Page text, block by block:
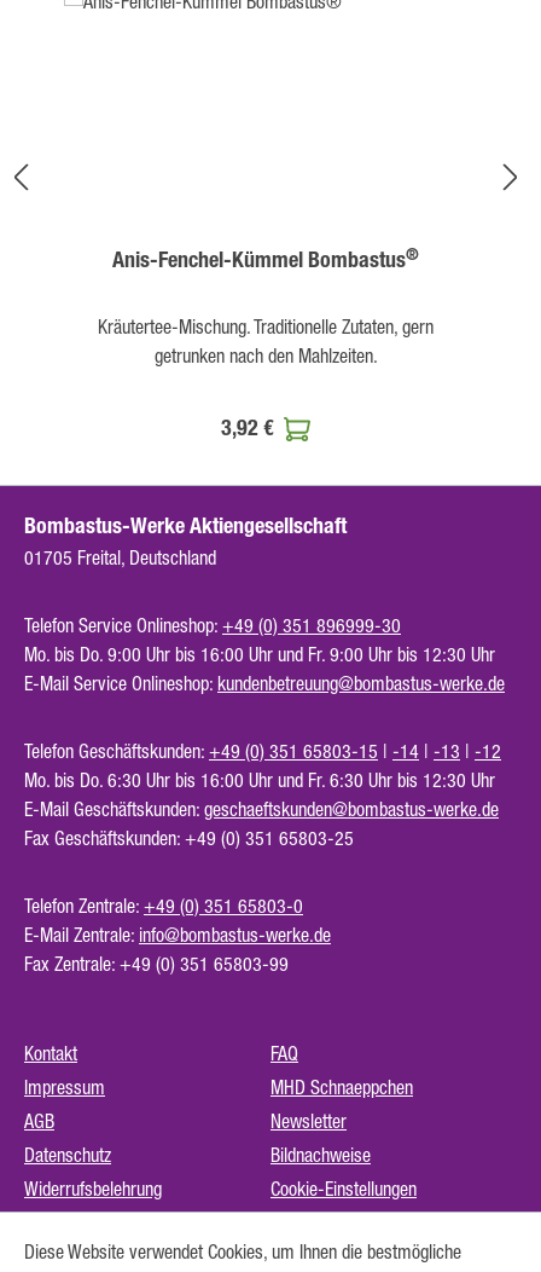
Anis-Fenchel-Kümmel Bombastus®
Kräutertee-Mischung. Traditionelle Zutaten, gern
getrunken nach den Mahlzeiten.
3,92 €
Bombastus-Werke Aktiengesellschaft
01705 Freital, Deutschland
Telefon Service Onlineshop: +49 (0) 351 896999-30
Mo. bis Do. 9:00 Uhr bis 16:00 Uhr und Fr. 9:00 Uhr bis 12:30 Uhr
E-Mail Service Onlineshop: kundenbetreuung@bombastus-werke.de
Telefon Geschäftskunden: +49 (0) 351 65803-15 | -14 | -13 | -12
Mo. bis Do. 6:30 Uhr bis 16:00 Uhr und Fr. 6:30 Uhr bis 12:30 Uhr
E-Mail Geschäftskunden: geschaeftskunden@bombastus-werke.de
Fax Geschäftskunden: +49 (0) 351 65803-25
Telefon Zentrale: +49 (0) 351 65803-0
E-Mail Zentrale: info@bombastus-werke.de
Fax Zentrale: +49 (0) 351 65803-99
Kontakt
Impressum
AGB
Datenschutz
Widerrufsbelehrung
FAQ
MHD Schnaeppchen
Newsletter
Bildnachweise
Cookie-Einstellungen
Barrierefreiheit
Diese Website verwendet Cookies, um Ihnen die bestmögliche